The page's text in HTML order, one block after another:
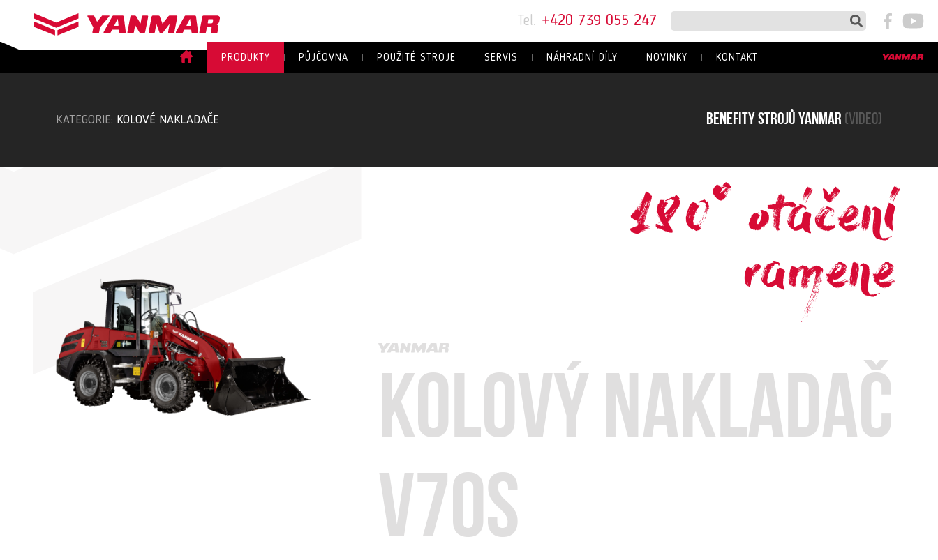
Tel. +420 739 055 247
PRODUKTY PŮJČOVNA POUŽITÉ STROJE SERVIS NÁHRADNÍ DÍLY NOVINKY KONTAKT
KATEGORIE: KOLOVÉ NAKLADAČE Benefity strojů yanmar (video)
180° otáčení
ramene
Kolový nakladač
V70S